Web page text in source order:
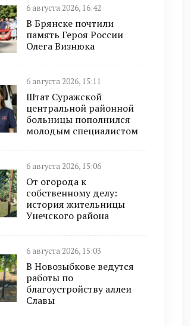
6 августа 2026, 16:42
В Брянске почтили
память Героя России
Олега Визнюка
6 августа 2026, 15:11
Штат Суражской
центральной районной
больницы пополнился
молодым специалистом
6 августа 2026, 15:06
От огорода к
собственному делу:
история жительницы
Унечского района
6 августа 2026, 15:03
В Новозыбкове ведутся
работы по
благоустройству аллеи
Славы